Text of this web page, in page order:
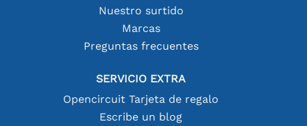
Nuestro surtido
Marcas
Preguntas frecuentes
SERVICIO EXTRA
Opencircuit Tarjeta de regalo
Escribe un blog